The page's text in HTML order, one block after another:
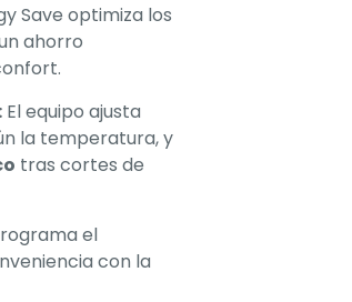
Save optimiza los
ahorro
El equipo ajusta
la temperatura, y
tras cortes de
el
con la